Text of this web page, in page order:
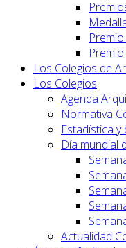
Los Colegios de
Los Colegios
Agenda
Normativa
Estadística
Día mundial
Actualidad